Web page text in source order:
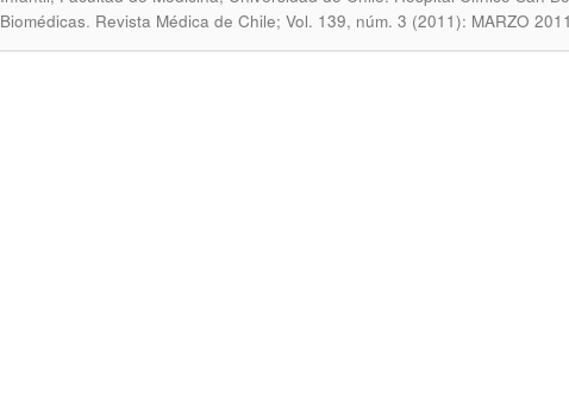
Biomédicas. Revista Médica de Chile; Vol. 139, núm. 3 (2011): MARZO 2011